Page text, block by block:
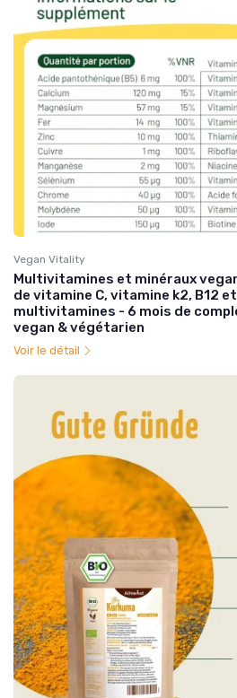
Vegan Vitality
Multivitamines et minéraux
de vitamine C, vitamine k2, B12
multivitamines - 6 mois de
vegan & végétarien
Voir le détail